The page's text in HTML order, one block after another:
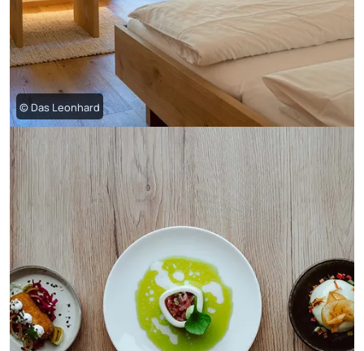
© Das Leonhard